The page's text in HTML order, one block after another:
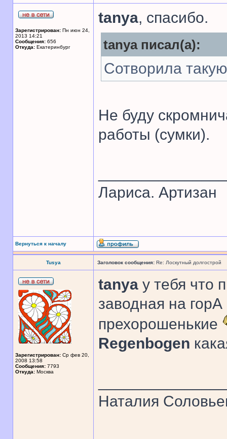
Зарегистрирован: Пн июн 24,
2013 14:21
Сообщения: 656
Откуда: Екатеринбург
tanya, спасибо.
tanya писал(а):
Сотворила
Не буду
работы (сумки).
Лариса. Артизан
Вернуться к началу
Tusya Заголовок сообщения: Re: Лоскутный долгострой
Зарегистрирован: Ср фев 20,
2008 13:58
Сообщения: 7793
Откуда: Москва
tanya у тебя что
заводная на
прехорошенькие
Regenbogen
Наталия